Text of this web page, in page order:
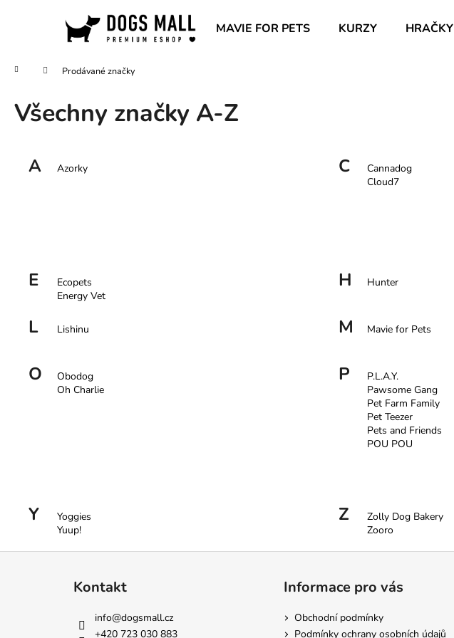
MAVIE FOR PETS KURZY HRAČKY
Domů Prodávané značky
Všechny značky A-Z
A Azorky C
Cannadog
Cloud7
E
Ecopets
Energy Vet
H Hunter
L Lishinu M Mavie for Pets
O
Obodog
Oh Charlie
P
P.L.A.Y.
Pawsome Gang
Pet Farm Family
Pet Teezer
Pets and Friends
POU POU
Y
Yoggies
Yuup!
Z
Zolly Dog Bakery
Zooro
Zpět
obchodu
Zpět
obchodu
350 Kč
YUUP! 250 ML
Kontakt
info@dogsmall.cz
+420 723 030 883
Informace pro vás
Obchodní podmínky
Podmínky ochrany osobních údajů